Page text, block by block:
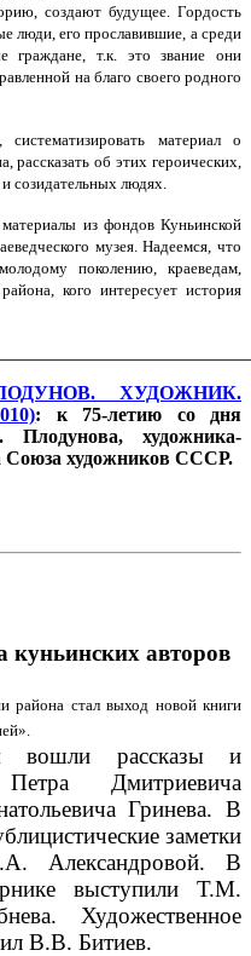
создают будущее. Гордость
люди, его прославившие, а среди
граждане, т.к. это звание они
на благо своего родного
материал о
об этих героических,
созидательных людях.
из фондов Куньинской
музея. Надеемся, что
поколению, краеведам,
кого интересует история
ХУДОЖНИК.
: к 75-летию со дня
художника-
Союза художников СССР.
куньинских авторов
района стал выход новой книги
вошли рассказы и
Дмитриевича
Гринева. В
заметки
Александровой. В
выступили Т.М.
Художественное
В.В. Битиев.